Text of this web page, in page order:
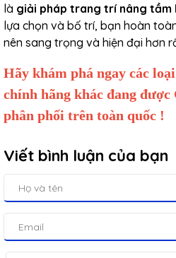
là giải pháp trang trí nâng tầm
lựa chọn và bố trí, bạn hoàn
nên sang trọng và hiện đại hơn
Hãy khám phá ngay các loại
chính hãng khác đang
phân phối trên toàn quốc !
Viết bình luận của bạn